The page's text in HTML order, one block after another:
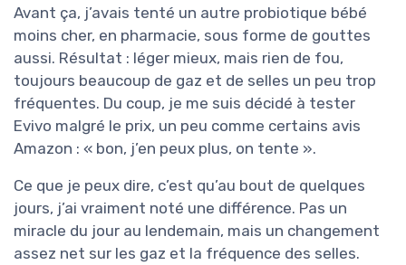
Avant ça, j’avais tenté un autre probiotique bébé
moins cher, en pharmacie, sous forme de gouttes
aussi. Résultat : léger mieux, mais rien de fou,
toujours beaucoup de gaz et de selles un peu trop
fréquentes. Du coup, je me suis décidé à tester
Evivo malgré le prix, un peu comme certains avis
Amazon : « bon, j’en peux plus, on tente ».
Ce que je peux dire, c’est qu’au bout de quelques
jours, j’ai vraiment noté une différence. Pas un
miracle du jour au lendemain, mais un changement
assez net sur les gaz et la fréquence des selles.